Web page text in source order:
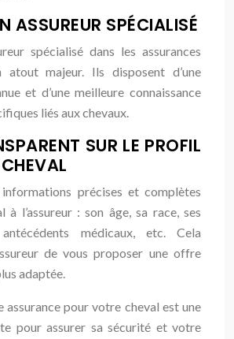
ASSUREUR SPÉCIALISÉ
spécialisé dans les assurances
atout majeur. Ils disposent d’une
et d’une meilleure connaissance
liés aux chevaux.
SUR LE PROFIL
informations précises et complètes
à l’assureur : son âge, sa race, ses
médicaux, etc. Cela
de vous proposer une offre
adaptée.
assurance pour votre cheval est une
pour assurer sa sécurité et votre